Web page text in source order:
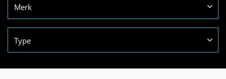
Merk
Type